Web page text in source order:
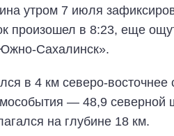
утром 7 июля
произошел в 8:23, еще
Сахалинск».
в 4 км северо-восточнее
— 48,9 северной
на глубине 18 км.